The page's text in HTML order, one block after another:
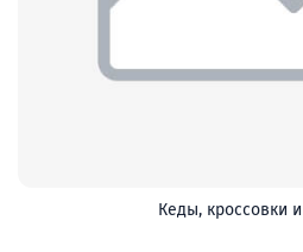
Кеды, кроссовки